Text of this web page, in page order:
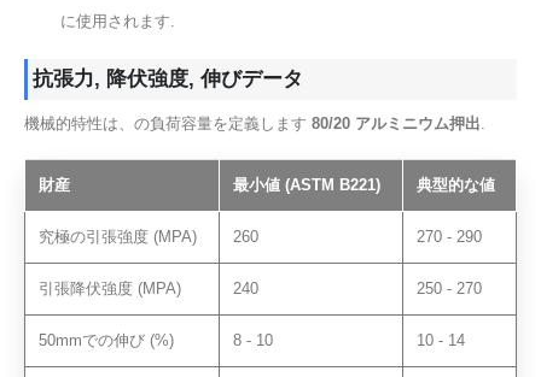
に使用されます.
抗張力, 降伏強度, 伸びデータ
機械的特性は、の負荷容量を定義します 80/20 アルミニウム押出.
財産 最小値 (ASTM B221) 典型的な値
究極の引張強度 (MPA) 260 270 - 290
引張降伏強度 (MPA) 240 250 - 270
50mmでの伸び (%) 8 - 10 10 - 14